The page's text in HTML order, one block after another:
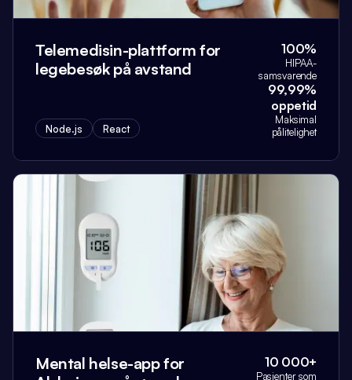
Telemedisin-plattform for
legebesøk på avstand
Node.js React
100%
HIPAA-
samsvarende
99,99%
oppetid
Maksimal
pålitelighet
Mental helse-app for
10 000+
Pasienter som